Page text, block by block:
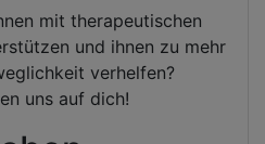
mit therapeutischen
und ihnen zu mehr
verhelfen?
uns auf dich!